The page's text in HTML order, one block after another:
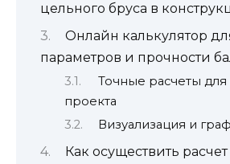
цельного бруса в
Онлайн калькулятор
параметров и прочности
Точные расчеты
проекта
Визуализация и
Как осуществить